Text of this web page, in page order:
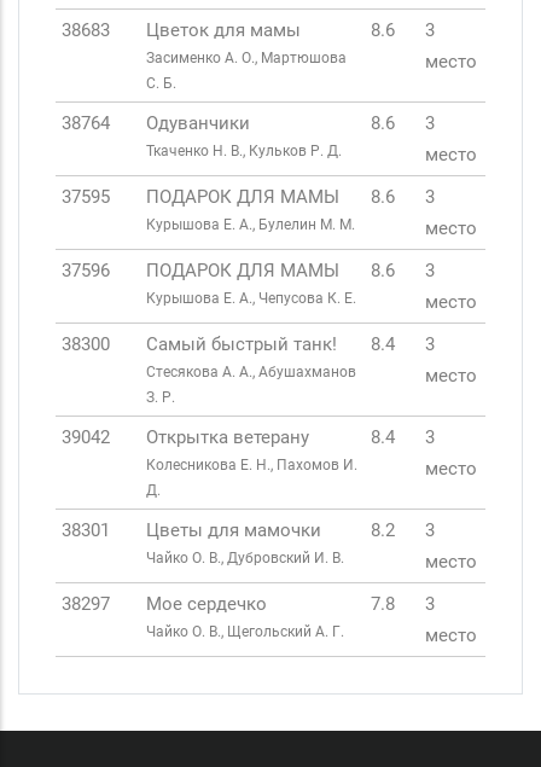
38683 Цветок для мамы
Засименко А. О., Мартюшова
С. Б.
8.6
3
место
38764 Одуванчики
Ткаченко Н. В., Кульков Р. Д.
8.6
3
место
37595
ПОДАРОК ДЛЯ МАМЫ
Курышова Е. А., Булелин М. М.
8.6
3
место
37596
ПОДАРОК ДЛЯ МАМЫ
Курышова Е. А., Чепусова К. Е.
8.6
3
место
38300
Самый быстрый танк!
Стесякова А. А., Абушахманов
З. Р.
8.4
3
место
39042 Открытка ветерану
Колесникова Е. Н., Пахомов И.
Д.
8.4
3
место
38301 Цветы для мамочки
Чайко О. В., Дубровский И. В.
8.2
3
место
38297
Мое сердечко
Чайко О. В., Щегольский А. Г.
7.8
3
место